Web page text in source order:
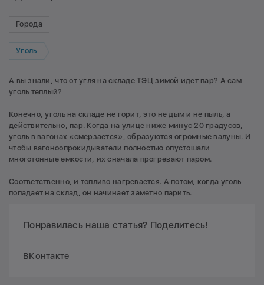
Города
Уголь
А вы знали, что от угля на складе ТЭЦ зимой идет пар? А сам
уголь теплый?
Конечно, уголь на складе не горит, это не дым и не пыль, а
действительно, пар. Когда на улице ниже минус 20 градусов,
уголь в вагонах «смерзается», образуются огромные валуны. И
чтобы вагоноопрокидыватели полностью опустошали
многотонные емкости, их сначала прогревают паром.
Соответственно, и топливо нагревается. А потом, когда уголь
попадает на склад, он начинает заметно парить.
Понравилась наша статья? Поделитесь!
ВКонтакте